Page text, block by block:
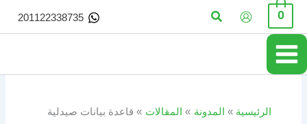
تخطي
المحتوى
0 البحث 201122338735
الرئيسية المدونة المقالات قاعدة بيانات صيدلية